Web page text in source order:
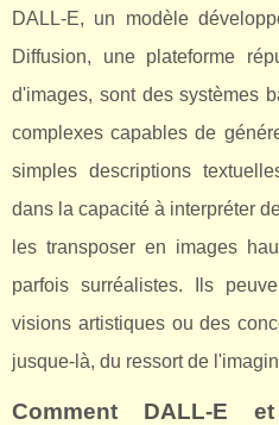
DALL-E, un modèle
Diffusion, une plateforme
d'images, sont des systèmes
complexes capables de
simples descriptions
dans la capacité à interpréter
les transposer en images
parfois surréalistes. Ils
visions artistiques ou des
jusque-là, du ressort de
Comment DALL-E